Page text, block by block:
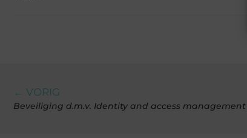
← VORIG
Beveiliging d.m.v. Identity and access management